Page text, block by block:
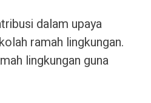
dalam upaya
ramah lingkungan.
lingkungan guna